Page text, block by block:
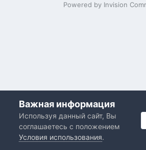
Powered by Invision
Важная информация
Используя данный сайт, Вы
соглашаетесь с положением
Условия использования.